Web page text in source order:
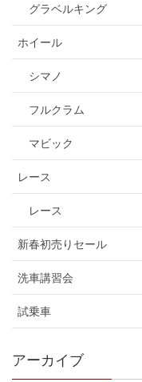
グラベルキング
ホイール
シマノ
フルクラム
マビック
レース
レース
新春初売りセール
洗車講習会
試乗車
アーカイブ